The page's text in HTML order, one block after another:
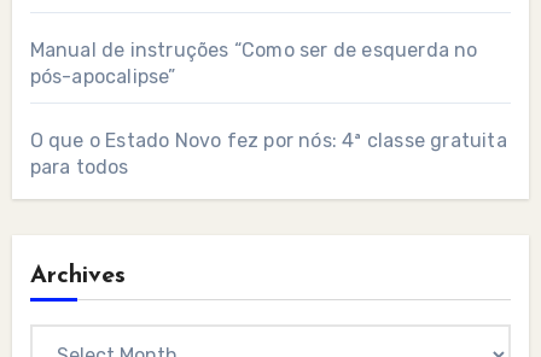
Manual de instruções “Como ser de esquerda no
pós-apocalipse”
O que o Estado Novo fez por nós: 4ª classe gratuita
para todos
Archives